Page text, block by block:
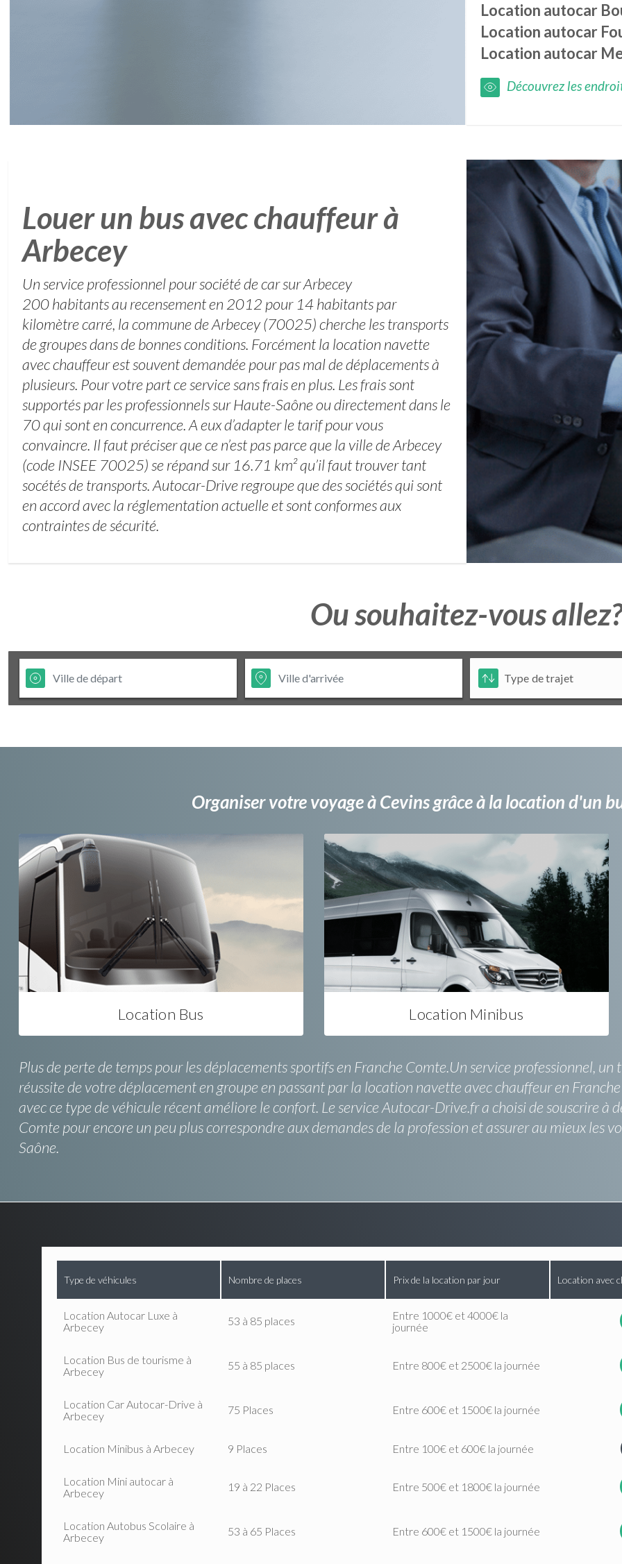
Location autocar
Location autocar
Location autocar
Découvrez les
Louer un bus avec chauffeur à
Arbecey
Un service professionnel pour société de car sur Arbecey
200 habitants au recensement en 2012 pour 14 habitants par
kilomètre carré, la commune de Arbecey (70025) cherche les transports
de groupes dans de bonnes conditions. Forcément la location navette
avec chauffeur est souvent demandée pour pas mal de déplacements à
plusieurs. Pour votre part ce service sans frais en plus. Les frais sont
supportés par les professionnels sur Haute-Saône ou directement dans le
70 qui sont en concurrence. A eux d’adapter le tarif pour vous
convaincre. Il faut préciser que ce n’est pas parce que la ville de Arbecey
(code INSEE 70025) se répand sur 16.71 km² qu’il faut trouver tant
socétés de transports. Autocar-Drive regroupe que des sociétés qui sont
en accord avec la réglementation actuelle et sont conformes aux
contraintes de sécurité.
Ou souhaitez-vous allez?
Organiser votre voyage à Cevins grâce à la location d'un
Location Bus Location Minibus
Plus de perte de temps pour les déplacements sportifs en Franche Comte.Un service professionnel,
réussite de votre déplacement en groupe en passant par la location navette avec chauffeur en
avec ce type de véhicule récent améliore le confort. Le service Autocar-Drive.fr a choisi de souscrire à
Comte pour encore un peu plus correspondre aux demandes de la profession et assurer au mieux les
Saône.
Type de véhicules Nombre de places Prix de la location par jour Location avec
Location Autocar Luxe à
Arbecey
53 à 85 places
Entre 1000€ et 4000€ la
journée
Location Bus de tourisme à
Arbecey
55 à 85 places Entre 800€ et 2500€ la journée
Location Car Autocar-Drive à
Arbecey
75 Places Entre 600€ et 1500€ la journée
Location Minibus à Arbecey 9 Places Entre 100€ et 600€ la journée
Location Mini autocar à
Arbecey
19 à 22 Places Entre 500€ et 1800€ la journée
Location Autobus Scolaire à
Arbecey
53 à 65 Places Entre 600€ et 1500€ la journée